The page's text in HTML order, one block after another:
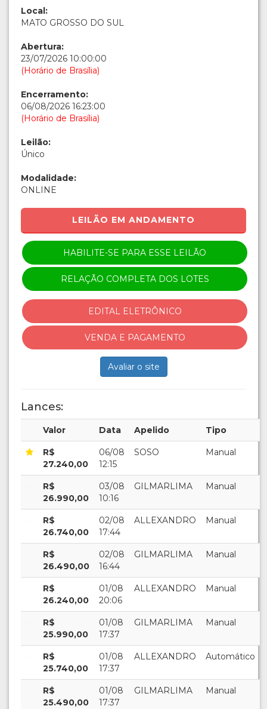
Local:
MATO GROSSO DO SUL
Abertura:
23/07/2026 10:00:00
(Horário de Brasília)
Encerramento:
06/08/2026 16:23:00
(Horário de Brasília)
Leilão:
Único
Modalidade:
ONLINE
LEILÃO EM ANDAMENTO
HABILITE-SE PARA ESSE LEILÃO
RELAÇÃO COMPLETA DOS LOTES
EDITAL ELETRÔNICO
VENDA E PAGAMENTO
Avaliar o site
Lances:
Valor Data Apelido Tipo
R$
27.240,00
06/08
12:15
SOSO Manual
R$
26.990,00
03/08
10:16
GILMARLIMA Manual
R$
26.740,00
02/08
17:44
ALLEXANDRO Manual
R$
26.490,00
02/08
16:44
GILMARLIMA Manual
R$
26.240,00
01/08
20:06
ALLEXANDRO Manual
R$
25.990,00
01/08
17:37
GILMARLIMA Manual
R$
25.740,00
01/08
17:37
ALLEXANDRO Automático
R$
25.490,00
01/08
17:37
GILMARLIMA Manual